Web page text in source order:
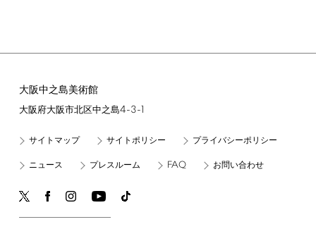
大阪中之島美術館
大阪府大阪市北区中之島4-3-1
サイトマップ サイトポリシー プライバシーポリシー
ニュース プレスルーム FAQ お問い合わせ